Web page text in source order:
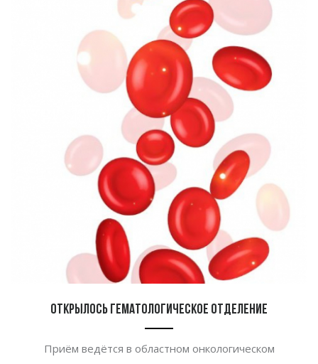
Открылось гематологическое отделение
Приём ведётся в областном онкологическом